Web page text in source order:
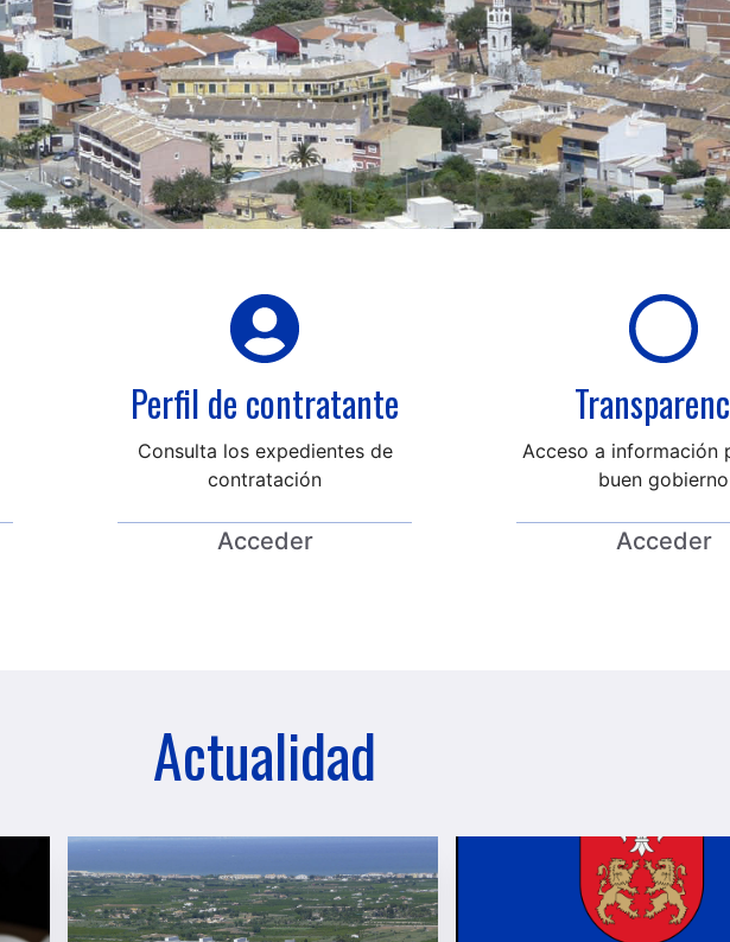
Perfil de contratante
Consulta los expedientes de
contratación
Acceder
Acceso a información
buen gobierno
Acceder
Actualidad